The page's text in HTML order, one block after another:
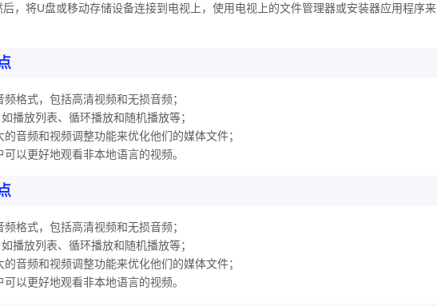
，将U盘或移动存储设备连接到电视上，使用电视上的文件管理器或安装器应用程序来
格式，包括高清视频和无损音频；
播放列表、循环播放和随机播放等；
音频和视频调整功能来优化他们的媒体文件；
以更好地观看非本地语言的视频。
格式，包括高清视频和无损音频；
播放列表、循环播放和随机播放等；
音频和视频调整功能来优化他们的媒体文件；
以更好地观看非本地语言的视频。